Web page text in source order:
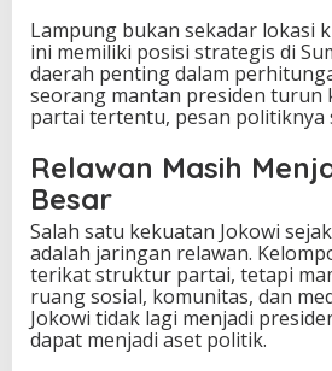
Lampung bukan sekadar lokasi
ini memiliki posisi strategis di
daerah penting dalam
seorang mantan presiden turun
partai tertentu, pesan politiknya
Relawan Masih
Besar
Salah satu kekuatan Jokowi
adalah jaringan relawan.
terikat struktur partai, tetapi
ruang sosial, komunitas, dan
Jokowi tidak lagi menjadi
dapat menjadi aset politik.